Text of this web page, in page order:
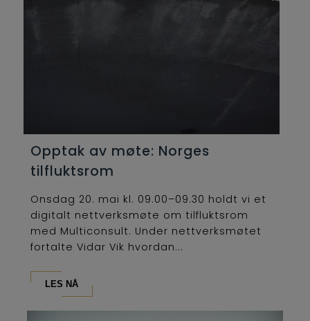
Opptak av møte: Norges
tilfluktsrom
Onsdag 20. mai kl. 09.00–09.30 holdt vi et
digitalt nettverksmøte om tilfluktsrom
med Multiconsult. Under nettverksmøtet
fortalte Vidar Vik hvordan...
LES NÅ